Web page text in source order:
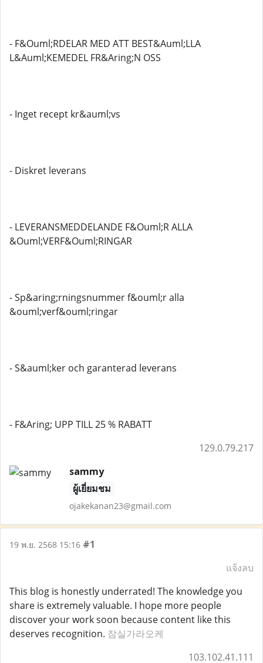
- F&Ouml;RDELAR MED ATT BEST&Auml;LLA
L&Auml;KEMEDEL FR&Aring;N OSS
- Inget recept kr&auml;vs
- Diskret leverans
- LEVERANSMEDDELANDE F&Ouml;R ALLA
&Ouml;VERF&Ouml;RINGAR
- Sp&aring;rningsnummer f&ouml;r alla
&ouml;verf&ouml;ringar
- S&auml;ker och garanterad leverans
- F&Aring; UPP TILL 25 % RABATT
129.0.79.217
sammy
ผู้เยี่ยมชม
ojakekanan23@gmail.com
19 พ.ย. 2568 15:16 #1
แจ้งลบ
This blog is honestly underrated! The knowledge you
share is extremely valuable. I hope more people
discover your work soon because content like this
deserves recognition. 잠실가라오케
103.102.41.111